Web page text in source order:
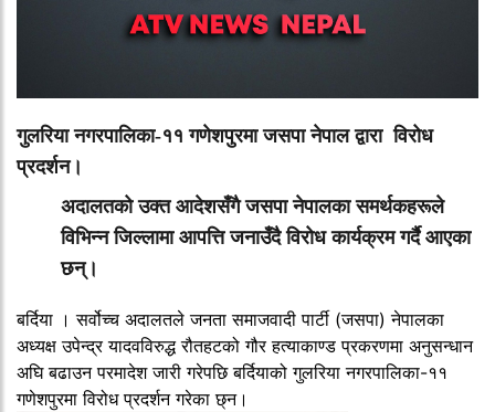
गुलरिया नगरपालिका-११ गणेशपुरमा जसपा नेपाल द्वारा विरोध
प्रदर्शन।
अदालतको उक्त आदेशसँगै जसपा नेपालका समर्थकहरूले
विभिन्न जिल्लामा आपत्ति जनाउँदै विरोध कार्यक्रम गर्दै आएका
छन्।
बर्दिया । सर्वोच्च अदालतले जनता समाजवादी पार्टी (जसपा) नेपालका
अध्यक्ष उपेन्द्र यादवविरुद्ध रौतहटको गौर हत्याकाण्ड प्रकरणमा अनुसन्धान
अघि बढाउन परमादेश जारी गरेपछि बर्दियाको गुलरिया नगरपालिका-११
गणेशपुरमा विरोध प्रदर्शन गरेका छ्न।